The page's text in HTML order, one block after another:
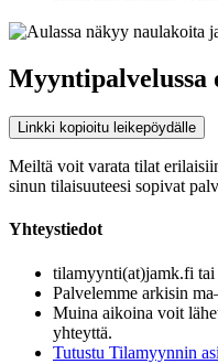
Myyntipalvelussa
Linkki kopioitu leikepöydälle
Meiltä voit varata tilat
sinun tilaisuuteesi sopivat
Yhteystiedot
tilamyynti(at)jamk.fi
Palvelemme arkisin
Muina aikoina voit
yhteyttä.
Tutustu Tilamyynnin